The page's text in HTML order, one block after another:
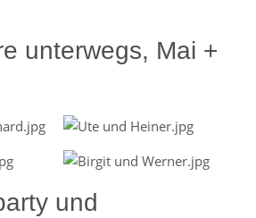
unterwegs, Mai +
und